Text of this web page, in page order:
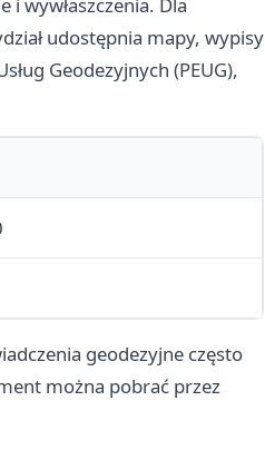
wywłaszczenia. Dla
udostępnia mapy, wypisy
Geodezyjnych (PEUG),
geodezyjne często
można pobrać przez